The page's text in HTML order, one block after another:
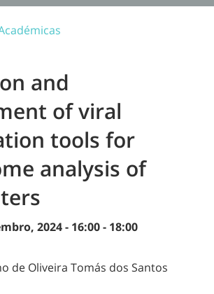
and
of viral
tools for
analysis of
2024 - 16:00- 18:00
de Oliveira Tomás dos Santos